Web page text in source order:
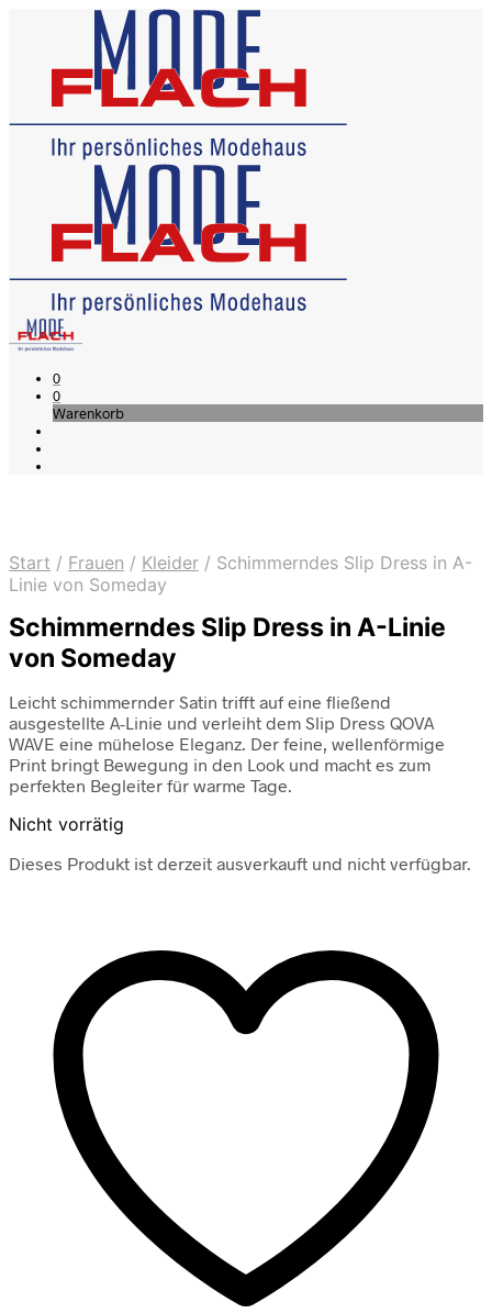
0
0
Warenkorb
Start / Frauen / Kleider / Schimmerndes Slip Dress in A-
Linie von Someday
Schimmerndes Slip Dress in A-Linie
von Someday
Leicht schimmernder Satin trifft auf eine fließend
ausgestellte A-Linie und verleiht dem Slip Dress QOVA
WAVE eine mühelose Eleganz. Der feine, wellenförmige
Print bringt Bewegung in den Look und macht es zum
perfekten Begleiter für warme Tage.
Nicht vorrätig
Dieses Produkt ist derzeit ausverkauft und nicht verfügbar.